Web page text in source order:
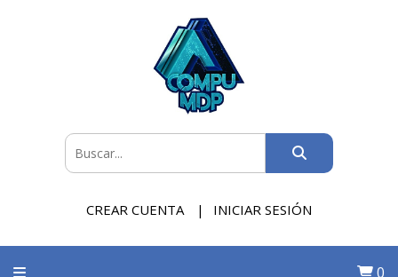
CREAR CUENTA INICIAR SESIÓN
0